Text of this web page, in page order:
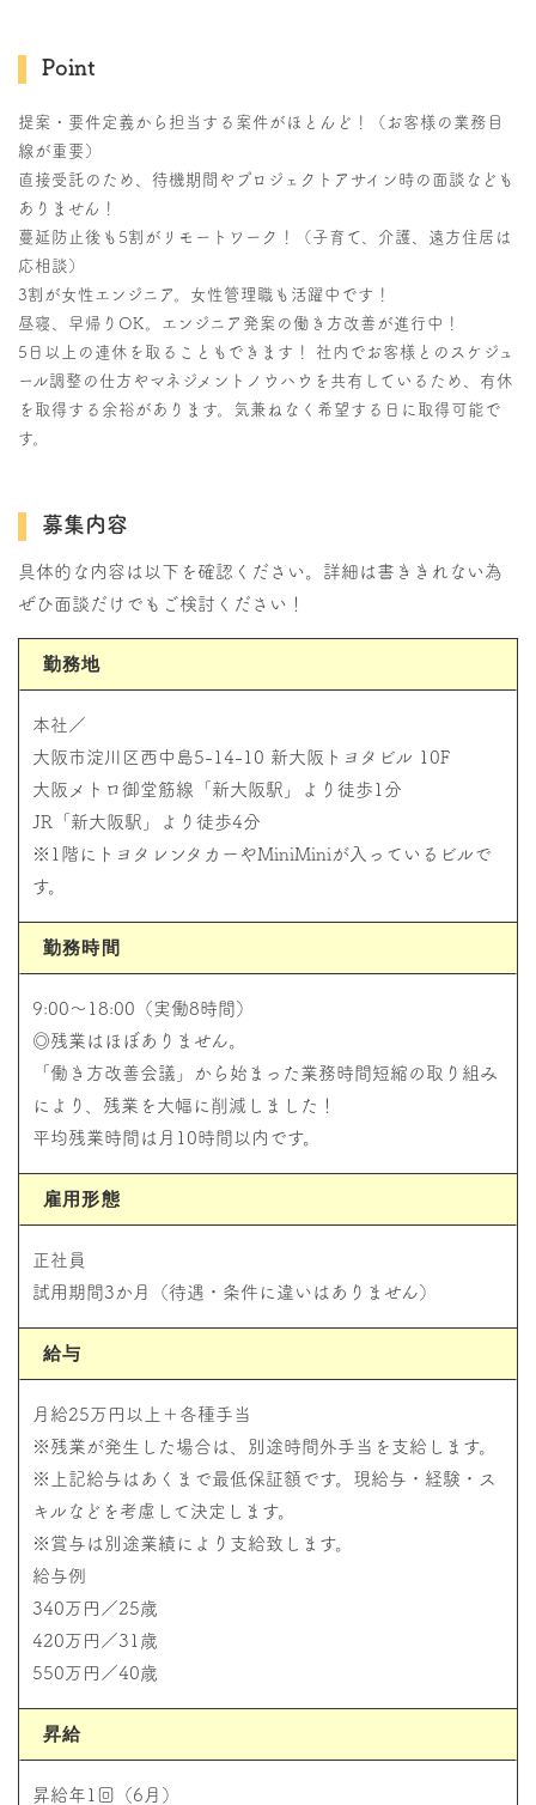
Point
提案・要件定義から担当する案件がほとんど！（お客様の業務目
線が重要）
直接受託のため、待機期間やプロジェクトアサイン時の面談なども
ありません！
蔓延防止後も5割がリモートワーク！（子育て、介護、遠方住居は
応相談）
3割が女性エンジニア。女性管理職も活躍中です！
昼寝、早帰りOK。エンジニア発案の働き方改善が進行中！
5日以上の連休を取ることもできます！ 社内でお客様とのスケジュ
ール調整の仕方やマネジメントノウハウを共有しているため、有休
を取得する余裕があります。気兼ねなく希望する日に取得可能で
す。
募集内容
具体的な内容は以下を確認ください。詳細は書ききれない為
ぜひ面談だけでもご検討ください！
勤務地
本社／
大阪市淀川区西中島5-14-10 新大阪トヨタビル 10F
大阪メトロ御堂筋線「新大阪駅」より徒歩1分
JR「新大阪駅」より徒歩4分
※1階にトヨタレンタカーやMiniMiniが入っているビルで
す。
勤務時間
9:00～18:00（実働8時間）
◎残業はほぼありません。
「働き方改善会議」から始まった業務時間短縮の取り組み
により、残業を大幅に削減しました！
平均残業時間は月10時間以内です。
雇用形態
正社員
試用期間3か月（待遇・条件に違いはありません）
給与
月給25万円以上＋各種手当
※残業が発生した場合は、別途時間外手当を支給します。
※上記給与はあくまで最低保証額です。現給与・経験・ス
キルなどを考慮して決定します。
※賞与は別途業績により支給致します。
給与例
340万円／25歳
420万円／31歳
550万円／40歳
昇給
昇給年1回（6月）